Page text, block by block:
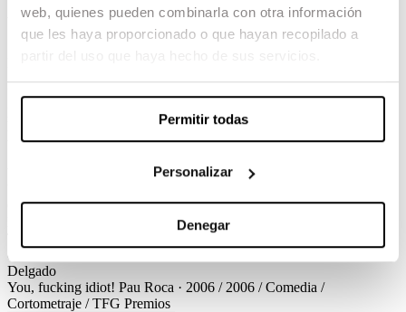
web, quienes pueden combinarla con otra información
que les haya proporcionado o que hayan recopilado a
Permitir todas
Personalizar
Denegar
You, fucking idiot!
Un par de enamorados. Una estación de tren. Y un viaje en
humanas son muy frágiles, y un pequeño detalle puede cambiarlo
todo… «You, fucking idiot!».
Cortometraje / TFGCréditos GuionPau Roca, David Delgado
Josep Pi Dirección de Fotografía
Mireia Prats
de sonido
Delgado
You, fucking idiot! Pau Roca · 2006 / 2006 / Comedia /
Cortometraje / TFG Premios